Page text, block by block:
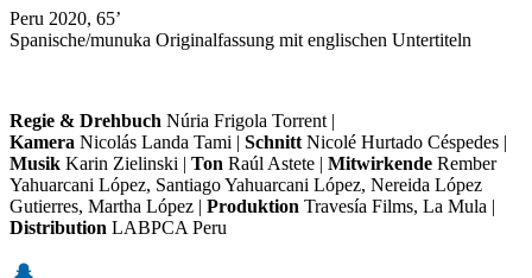
Peru 2020, 65’
Spanische/munuka Originalfassung mit englischen Untertiteln
Regie & Drehbuch Núria Frigola Torrent |
Kamera Nicolás Landa Tami | Schnitt Nicolé Hurtado Céspedes |
Musik Karin Zielinski | Ton Raúl Astete | Mitwirkende Rember
Yahuarcani López, Santiago Yahuarcani López, Nereida López
Gutierres, Martha López | Produktion Travesía Films, La Mula |
Distribution LABPCA Peru